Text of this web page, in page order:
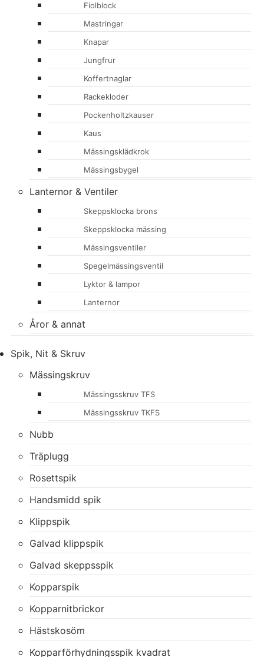
Fiolblock
Mastringar
Knapar
Jungfrur
Koffertnaglar
Rackekloder
Pockenholtzkauser
Kaus
Mässingsklädkrok
Mässingsbygel
Lanternor & Ventiler
Skeppsklocka brons
Skeppsklocka mässing
Mässingsventiler
Spegelmässingsventil
Lyktor & lampor
Lanternor
Åror & annat
Spik, Nit & Skruv
Mässingskruv
Mässingsskruv TFS
Mässingsskruv TKFS
Nubb
Träplugg
Rosettspik
Handsmidd spik
Klippspik
Galvad klippspik
Galvad skeppsspik
Kopparspik
Kopparnitbrickor
Hästskosöm
Kopparförhydningsspik kvadrat